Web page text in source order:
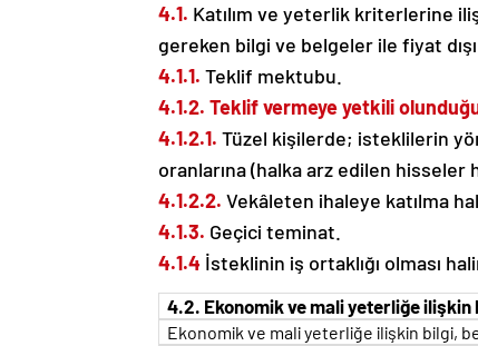
4.1. Katılım ve yeterlik kriterlerine
gereken bilgi ve belgeler ile fiyat
4.1.1. Teklif mektubu.
4.1.2. Teklif vermeye yetkili
4.1.2.1. Tüzel kişilerde; isteklilerin
oranlarına (halka arz edilen
4.1.2.2. Vekâleten ihaleye katılma
4.1.3. Geçici teminat.
4.1.4 İsteklinin iş ortaklığı olması
4.2. Ekonomik ve mali yeterliğe ilişkin
Ekonomik ve mali yeterliğe ilişkin bilgi,